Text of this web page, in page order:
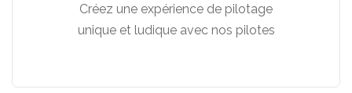
Créez une expérience de pilotage
unique et ludique avec nos pilotes